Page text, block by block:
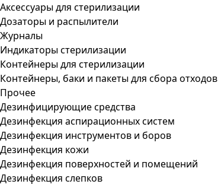
Аксессуары для стерилизации
Дозаторы и распылители
Журналы
Индикаторы стерилизации
Контейнеры для стерилизации
Контейнеры, баки и пакеты для сбора отходов
Прочее
Дезинфицирующие средства
Дезинфекция аспирационных систем
Дезинфекция инструментов и боров
Дезинфекция кожи
Дезинфекция поверхностей и помещений
Дезинфекция слепков